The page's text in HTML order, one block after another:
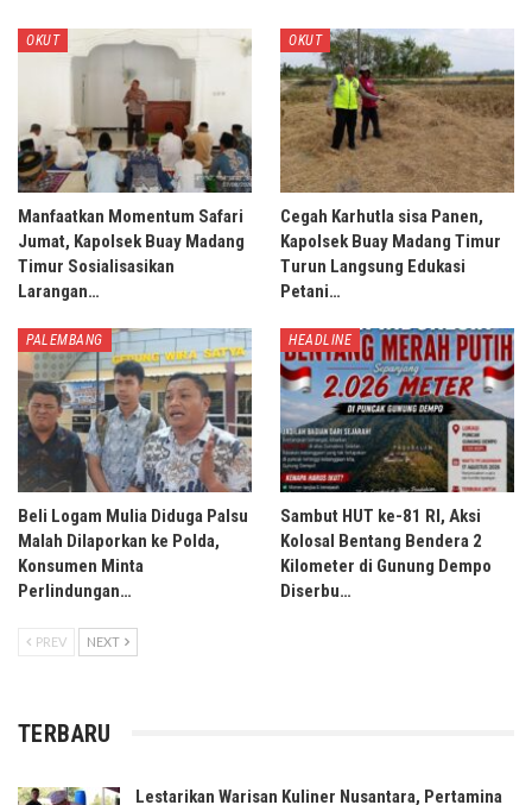
OKUT
Manfaatkan Momentum Safari
Jumat, Kapolsek Buay Madang
Timur Sosialisasikan
Larangan…
OKUT
Cegah Karhutla sisa Panen,
Kapolsek Buay Madang Timur
Turun Langsung Edukasi
Petani…
PALEMBANG
Beli Logam Mulia Diduga Palsu
Malah Dilaporkan ke Polda,
Konsumen Minta
Perlindungan…
HEADLINE
Sambut HUT ke-81 RI, Aksi
Kolosal Bentang Bendera 2
Kilometer di Gunung Dempo
Diserbu…
PREV NEXT
TERBARU
Lestarikan Warisan Kuliner Nusantara, Pertamina